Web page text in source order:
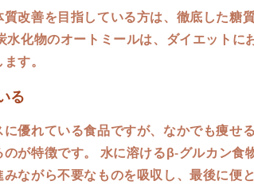
改善を目指している方は、徹底した糖
化物のオートミールは、ダイエットに
す。
る
優れている食品ですが、なかでも痩せ
が特徴です。 水に溶けるβ-グルカン食
ながら不要なものを吸収し、最後に便